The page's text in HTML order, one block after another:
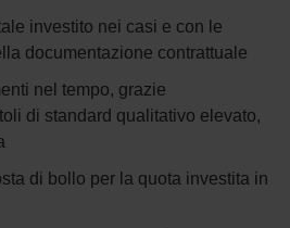
investito nei casi e con le
documentazione contrattuale
nel tempo, grazie
di standard qualitativo elevato,
di bollo per la quota investita in